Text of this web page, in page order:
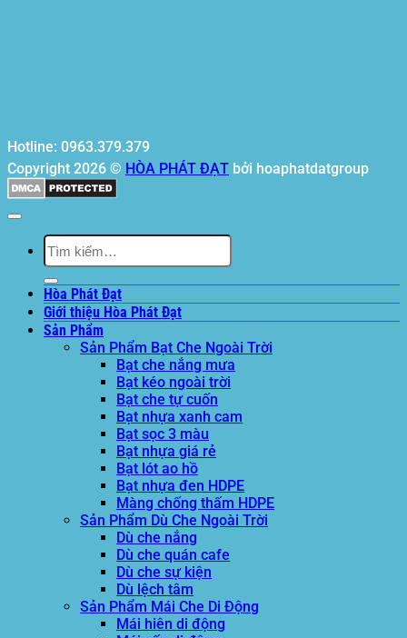
Hotline: 0963.379.379
Copyright 2026 © HÒA PHÁT ĐẠT bởi hoaphatdatgroup
Tìm
kiếm:
Hòa Phát Đạt
Giới thiệu Hòa Phát Đạt
Sản Phẩm
Sản Phẩm Bạt Che Ngoài Trời
Bạt che nắng mưa
Bạt kéo ngoài trời
Bạt che tự cuốn
Bạt nhựa xanh cam
Bạt sọc 3 màu
Bạt nhựa giá rẻ
Bạt lót ao hồ
Bạt nhựa đen HDPE
Màng chống thấm HDPE
Sản Phẩm Dù Che Ngoài Trời
Dù che nắng
Dù che quán cafe
Dù che sự kiện
Dù lệch tâm
Sản Phẩm Mái Che Di Động
Mái hiên di động